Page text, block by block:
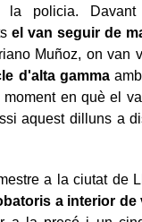
la policia.
el van seguir de
Muñoz, on van
d'alta gammaamb
en què el
aquest dilluns a
a la ciutat de
a interior de